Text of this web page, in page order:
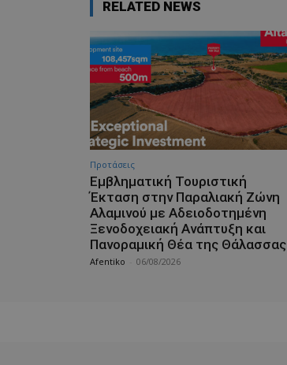
RELATED NEWS
Προτάσεις
Εμβληματική Τουριστική
Έκταση στην Παραλιακή Ζώνη
Αλαμινού με Αδειοδοτημένη
Ξενοδοχειακή Ανάπτυξη και
Πανοραμική Θέα της Θάλασσας
Afentiko 06/08/2026